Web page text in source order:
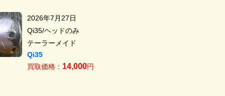
2026年7月27日
Qi35/ヘッドのみ
テーラーメイド
Qi35
買取価格： 14,000円